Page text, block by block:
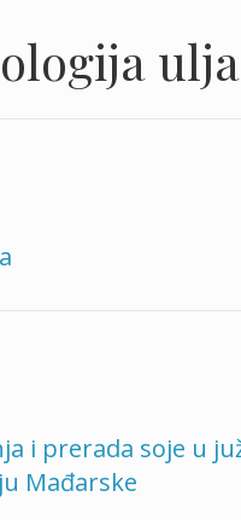
ulja
i prerada soje u
Mađarske